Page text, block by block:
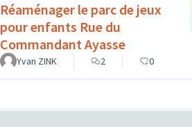
Réaménager le parc de jeux
pour enfants Rue du
Commandant Ayasse
Yvan ZINK 2 0